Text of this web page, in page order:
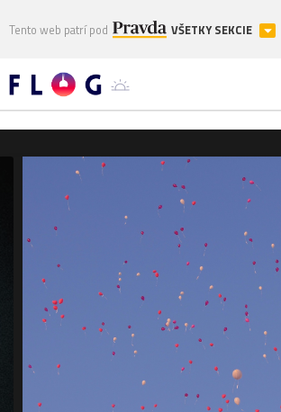
Tento web patrí pod VŠETKY SEKCIE